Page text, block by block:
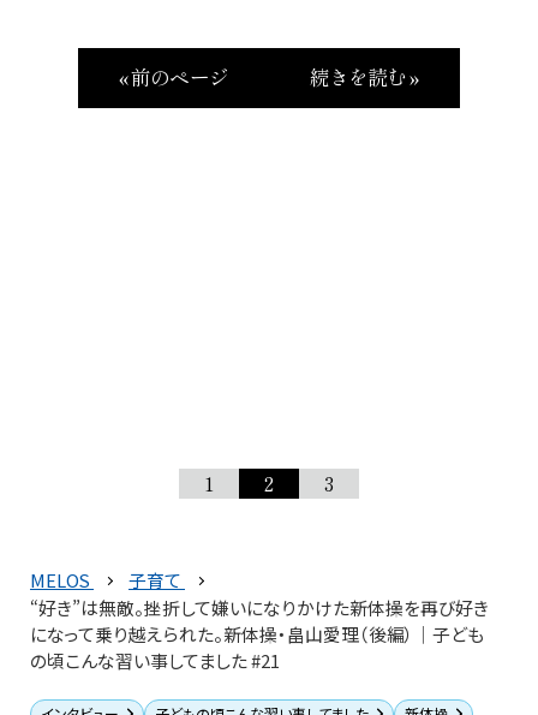
« 前のページ 続きを読む »
1 2 3
MELOS
子育て
“好き”は無敵。挫折して嫌いになりかけた新体操を再び好き
になって乗り越えられた。新体操・畠山愛理（後編）│子ども
の頃こんな習い事してました #21